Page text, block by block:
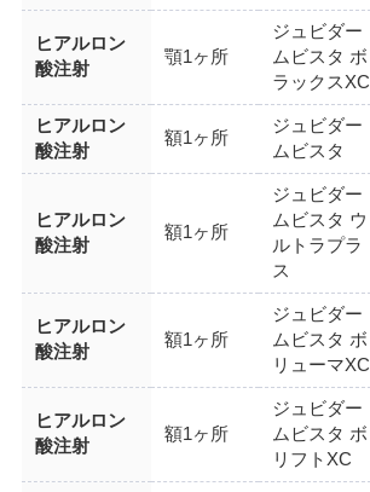
ヒアルロン
酸注射
顎1ヶ所
ジュビダー
ムビスタ ボ
ラックスXC
ヒアルロン
酸注射
額1ヶ所
ジュビダー
ムビスタ
ヒアルロン
酸注射
額1ヶ所
ジュビダー
ムビスタ ウ
ルトラプラ
ス
ヒアルロン
酸注射
額1ヶ所
ジュビダー
ムビスタ ボ
リューマXC
ヒアルロン
酸注射
額1ヶ所
ジュビダー
ムビスタ ボ
リフトXC